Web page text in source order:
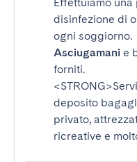
disinfezione di
ogni soggiorno.
Asciugamani e
forniti.
deposito
privato,
ricreative e